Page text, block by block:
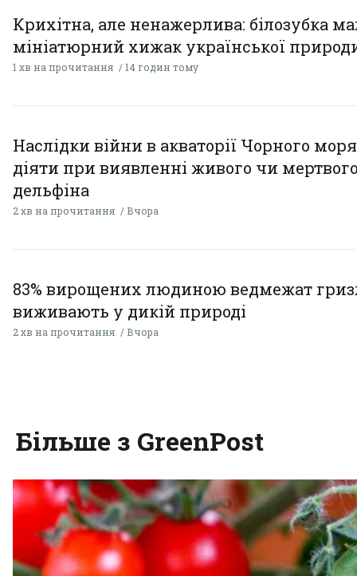
Крихітна, але ненажерлива: білозубка
мініатюрний хижак української
1 хв на прочитання 14 годин тому
Наслідки війни в акваторії Чорного
діяти при виявленні живого чи
дельфіна
2 хв на прочитання Вчора
83% вирощених людиною ведмежат
виживають у дикій природі
2 хв на прочитання Вчора
Більше з GreenPost